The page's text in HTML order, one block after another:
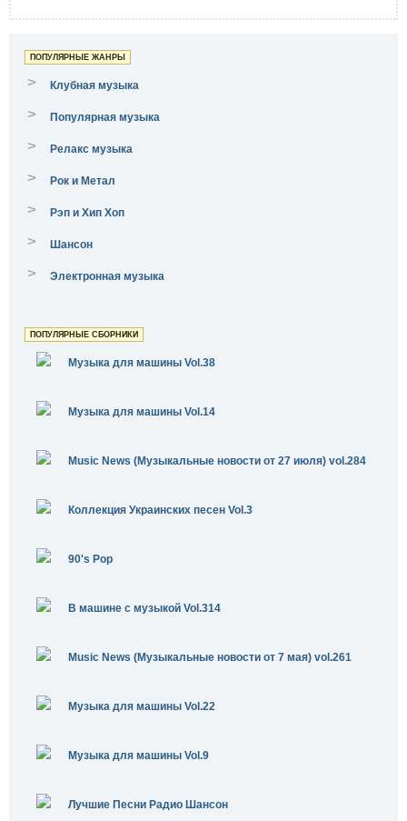
ПОПУЛЯРНЫЕ ЖАНРЫ
> Клубная музыка
> Популярная музыка
> Релакс музыка
> Рок и Метал
> Рэп и Хип Хоп
> Шансон
> Электронная музыка
ПОПУЛЯРНЫЕ СБОРНИКИ
Музыка для машины Vol.38
Музыка для машины Vol.14
Music News (Музыкальные новости от 27 июля) vol.284
Коллекция Украинских песен Vol.3
90's Pop
В машине с музыкой Vol.314
Music News (Музыкальные новости от 7 мая) vol.261
Музыка для машины Vol.22
Музыка для машины Vol.9
Лучшие Песни Радио Шансон